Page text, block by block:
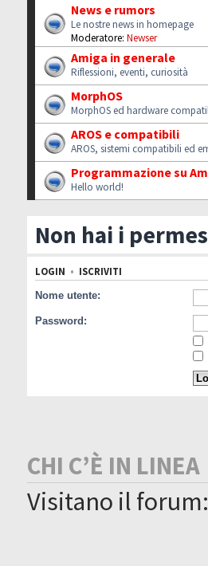
News e rumors
Le nostre news in homepage
Moderatore: Newser
Amiga in generale
Riflessioni, eventi, curiosità
MorphOS
MorphOS ed hardware
AROS e compatibili
AROS, sistemi compatibili ed
Programmazione su
Hello world!
Non hai i
LOGIN • ISCRIVITI
Nome utente:
Password:
CHI C’È IN LINEA
Visitano il